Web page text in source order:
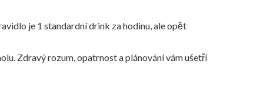
je 1 standardní drink za hodinu, ale opět
Zdravý rozum, opatrnost a plánování vám ušetří